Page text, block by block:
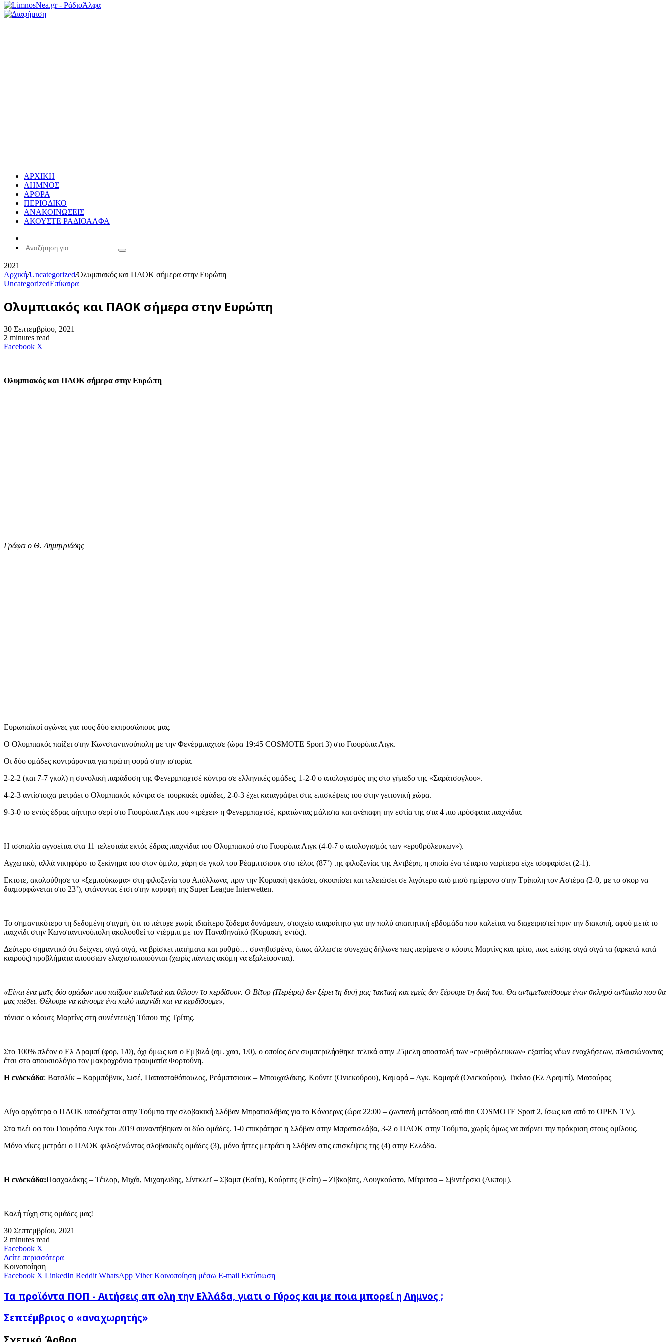
ΑΡΧΙΚΗ
ΛΗΜΝΟΣ
ΑΡΘΡΑ
ΠΕΡΙΟΔΙΚΟ
ΑΝΑΚΟΙΝΩΣΕΙΣ
ΑΚΟΥΣΤΕ ΡΑΔΙΟΑΛΦΑ
Article
Αναζήτηση
2021
Αρχική/Uncategorized/Ολυμπιακός και ΠΑΟΚ σήμερα στην Ευρώπη
UncategorizedΕπίκαιρα
Ολυμπιακός και ΠΑΟΚ σήμερα στην Ευρώπη
30 Σεπτεμβρίου, 2021
2 minutes read
Facebook X
Ολυμπιακός και ΠΑΟΚ σήμερα στην Ευρώπη
Γράφει ο Θ. Δημητριάδης
Ευρωπαϊκοί αγώνες για τους δύο εκπροσώπους μας.
Ο Ολυμπιακός παίζει στην Κωνσταντινούπολη με την Φενέρμπαχτσε (ώρα 19:45 COSMOTE Sport 3) στο Γιουρόπα Λιγκ.
Οι δύο ομάδες κοντράρονται για πρώτη φορά στην ιστορία.
2-2-2 (και 7-7 γκολ) η συνολική παράδοση της Φενερμπαχτσέ κόντρα σε ελληνικές ομάδες, 1-2-0 ο απολογισμός της στο γήπεδο της «Σαράτσογλου».
4-2-3 αντίστοιχα μετράει ο Ολυμπιακός κόντρα σε τουρκικές ομάδες, 2-0-3 έχει καταγράψει στις επισκέψεις του στην γειτονική χώρα.
9-3-0 το εντός έδρας αήττητο σερί στο Γιουρόπα Λιγκ που «τρέχει» η Φενερμπαχτσέ, κρατώντας μάλιστα και ανέπαφη την εστία της στα 4 πιο πρόσφατα παιχνίδια.
Η ισοπαλία αγνοείται στα 11 τελευταία εκτός έδρας παιχνίδια του Ολυμπιακού στο Γιουρόπα Λιγκ (4-0-7 ο απολογισμός των «ερυθρόλευκων»).
Αγχωτικό, αλλά νικηφόρο το ξεκίνημα του στον όμιλο, χάρη σε γκολ του Ρέαμπτσιουκ στο τέλος (87’) της φιλοξενίας της Αντβέρπ, η οποία ένα τέταρτο νωρίτερα είχε ισοφαρίσει (2-1).
Εκτοτε, ακολούθησε το «ξεμπούκωμα» στη φιλοξενία του Απόλλωνα, πριν την Κυριακή ψεκάσει, σκουπίσει και τελειώσει σε λιγότερο από μισό ημίχρονο στην Τρίπολη τον Αστέρα (2-0, με το σκορ να
διαμορφώνεται στο 23’), φτάνοντας έτσι στην κορυφή της Super League Interwetten.
Το σημαντικότερο τη δεδομένη στιγμή, ότι το πέτυχε χωρίς ιδιαίτερο ξόδεμα δυνάμεων, στοιχείο απαραίτητο για την πολύ απαιτητική εβδομάδα που καλείται να διαχειριστεί πριν την διακοπή, αφού μετά το
παιχνίδι στην Κωνσταντινούπολη ακολουθεί το ντέρμπι με τον Παναθηναϊκό (Κυριακή, εντός).
Δεύτερο σημαντικό ότι δείχνει, σιγά σιγά, να βρίσκει πατήματα και ρυθμό… συνηθισμένο, όπως άλλωστε συνεχώς δήλωνε πως περίμενε ο κόουτς Μαρτίνς και τρίτο, πως επίσης σιγά σιγά τα (αρκετά κατά
καιρούς) προβλήματα απουσιών ελαχιστοποιούνται (χωρίς πάντως ακόμη να εξαλείφονται).
«Είναι ένα ματς δύο ομάδων που παίζουν επιθετικά και θέλουν το κερδίσουν. Ο Βίτορ (Περέιρα) δεν ξέρει τη δική μας τακτική και εμείς δεν ξέρουμε τη δική του. Θα αντιμετωπίσουμε έναν σκληρό αντίπαλο που θα
μας πιέσει. Θέλουμε να κάνουμε ένα καλό παιχνίδι και να κερδίσουμε»,
τόνισε ο κόουτς Μαρτίνς στη συνέντευξη Τύπου της Τρίτης.
Στο 100% πλέον ο Ελ Αραμπί (φορ, 1/0), όχι όμως και ο Εμβιλά (αμ. χαφ, 1/0), ο οποίος δεν συμπεριλήφθηκε τελικά στην 25μελη αποστολή των «ερυθρόλευκων» εξαιτίας νέων ενοχλήσεων, πλαισιώνοντας
έτσι στο απουσιολόγιο τον μακροχρόνια τραυματία Φορτούνη.
Η ενδεκάδα: Βατσλίκ – Καρμπόβνικ, Σισέ, Παπασταθόπουλος, Ρεάμπτσιουκ – Μπουχαλάκης, Κούντε (Ονιεκούρου), Καμαρά – Αγκ. Καμαρά (Ονιεκούρου), Τικίνιο (Ελ Αραμπί), Μασούρας
Λίγο αργότερα ο ΠΑΟΚ υποδέχεται στην Τούμπα την σλοβακική Σλόβαν Μπρατισλάβας για το Κόνφερνς (ώρα 22:00 – ζωντανή μετάδοση από thn COSMOTE Sport 2, ίσως και από το ΟPEN TV).
Στα πλέι οφ του Γιουρόπα Λιγκ του 2019 συναντήθηκαν οι δύο ομάδες. 1-0 επικράτησε η Σλόβαν στην Μπρατισλάβα, 3-2 ο ΠΑΟΚ στην Τούμπα, χωρίς όμως να παίρνει την πρόκριση στους ομίλους.
Μόνο νίκες μετράει ο ΠΑΟΚ φιλοξενώντας σλοβακικές ομάδες (3), μόνο ήττες μετράει η Σλόβαν στις επισκέψεις της (4) στην Ελλάδα.
Η ενδεκάδα:Πασχαλάκης – Τέιλορ, Μιχάι, Μιχαηλιδης, Σίντκλεϊ – Σβαμπ (Εσίτι), Κούρτιτς (Εσίτι) – Ζίβκοβιτς, Αουγκούστο, Μίτριτσα – Σβιντέρσκι (Ακπομ).
Καλή τύχη στις ομάδες μας!
30 Σεπτεμβρίου, 2021
2 minutes read
Facebook X
μέσω
E-
mail
Δείτε περισσότερα
Κοινοποίηση
Facebook X LinkedIn Reddit WhatsApp Viber Κοινοποίηση μέσω E-mail Εκτύπωση
Τα
προϊόντα
-
απ
Τα προϊόντα ΠΟΠ - Αιτήσεις απ ολη την Ελλάδα, γιατι ο Γύρος και με ποια μπορεί η Λημνος ;
Σεπτέμβριος
ο
Σεπτέμβριος ο «αναχωρητής»
Σχετικά Άρθρα